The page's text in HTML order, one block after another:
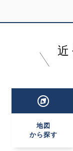
近
地図
から探す